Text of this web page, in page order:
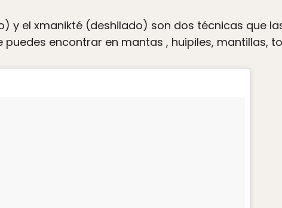
y el xmanikté (deshilado) son dos técnicas que
puedes encontrar en mantas , huipiles, mantillas,